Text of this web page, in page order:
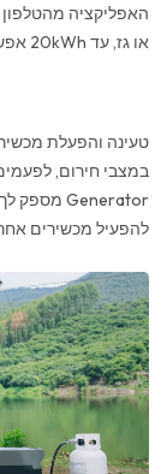
האפליקציה
או גז, עד 20kWh אפשרות ייצור חשמל בעזרת בלון גז
טעינה והפעלת
להפעיל מכשירים